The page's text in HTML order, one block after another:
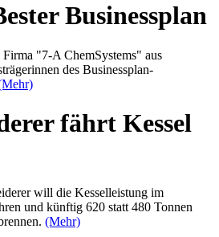
Businessplan
"7-A ChemSystems" aus
des Businessplan-
fährt Kessel
will die Kesselleistung im
und künftig 620 statt 480 Tonnen
(Mehr)